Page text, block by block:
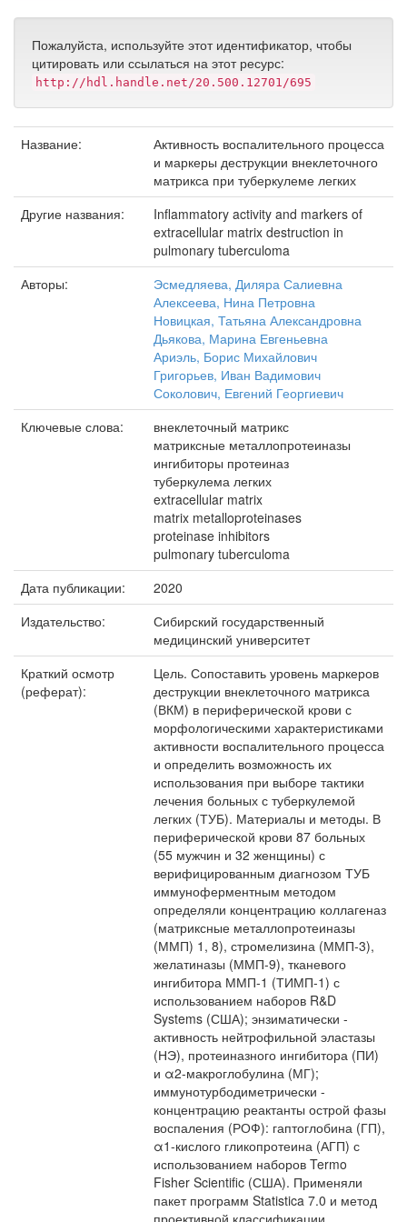
Пожалуйста, используйте этот идентификатор, чтобы
цитировать или ссылаться на этот ресурс:
http://hdl.handle.net/20.500.12701/695
Название:
Активность воспалительного процесса
и маркеры деструкции внеклеточного
матрикса при туберкулеме легких
Другие названия:
Inflammatory activity and markers of
extracellular matrix destruction in
pulmonary tuberculoma
Авторы:
Эсмедляева, Диляра Салиевна
Алексеева, Нина Петровна
Новицкая, Татьяна Александровна
Дьякова, Марина Евгеньевна
Ариэль, Борис Михайлович
Григорьев, Иван Вадимович
Соколович, Евгений Георгиевич
Ключевые слова:
внеклеточный матрикс
матриксные металлопротеиназы
ингибиторы протеиназ
туберкулема легких
extracellular matrix
matrix metalloproteinases
proteinase inhibitors
pulmonary tuberculoma
Дата публикации:
2020
Издательство:
Сибирский государственный
медицинский университет
Краткий осмотр
(реферат):
Цель. Сопоставить уровень маркеров
деструкции внеклеточного матрикса
(ВКМ) в периферической крови с
морфологическими характеристиками
активности воспалительного процесса
и определить возможность их
использования при выборе тактики
лечения больных с туберкулемой
легких (ТУБ). Материалы и методы. В
периферической крови 87 больных
(55 мужчин и 32 женщины) с
верифицированным диагнозом ТУБ
иммуноферментным методом
определяли концентрацию коллагеназ
(матриксные металлопротеиназы
(ММП) 1, 8), стромелизина (ММП-3),
желатиназы (ММП-9), тканевого
ингибитора ММП-1 (ТИМП-1) с
использованием наборов R&D
Systems (США); энзиматически -
активность нейтрофильной эластазы
(НЭ), протеиназного ингибитора (ПИ)
и α2-макроглобулина (МГ);
иммунотурбодиметрически -
концентрацию реактанты острой фазы
воспаления (РОФ): гаптоглобина (ГП),
α1-кислого гликопротеина (АГП) с
использованием наборов Termo
Fisher Scientific (США). Применяли
пакет программ Statistica 7.0 и метод
проективной классификации.